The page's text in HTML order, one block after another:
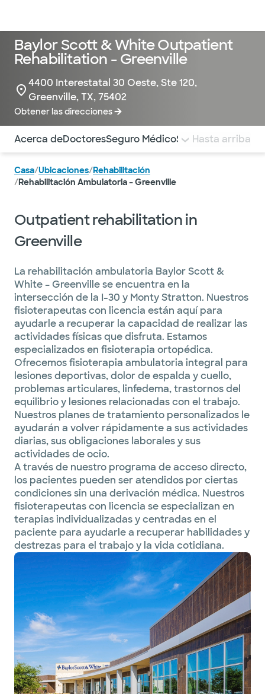
Baylor Scott & White Outpatient
Rehabilitation - Greenville
4400 Interestatal 30 Oeste, Ste 120,
Greenville, TX, 75402
Obtener las direcciones
Utilice esta navegación para saltar rápidamente a
Acerca deDoctoresSeguro MédicoServicios Pagar la
Hasta arriba
Casa/Ubicaciones/Rehabilitación
/Rehabilitación Ambulatoria – Greenville
Outpatient rehabilitation in
Greenville
La rehabilitación ambulatoria Baylor Scott &
White – Greenville se encuentra en la
intersección de la I-30 y Monty Stratton. Nuestros
fisioterapeutas con licencia están aquí para
ayudarle a recuperar la capacidad de realizar las
actividades físicas que disfruta. Estamos
especializados en fisioterapia ortopédica.
Ofrecemos fisioterapia ambulatoria integral para
lesiones deportivas, dolor de espalda y cuello,
problemas articulares, linfedema, trastornos del
equilibrio y lesiones relacionadas con el trabajo.
Nuestros planes de tratamiento personalizados le
ayudarán a volver rápidamente a sus actividades
diarias, sus obligaciones laborales y sus
actividades de ocio.
A través de nuestro programa de acceso directo,
los pacientes pueden ser atendidos por ciertas
condiciones sin una derivación médica. Nuestros
fisioterapeutas con licencia se especializan en
terapias individualizadas y centradas en el
paciente para ayudarle a recuperar habilidades y
destrezas para el trabajo y la vida cotidiana.